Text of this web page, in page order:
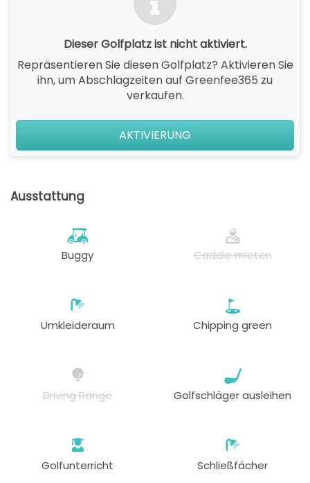
Dieser Golfplatz ist nicht aktiviert.
Repräsentieren Sie diesen Golfplatz? Aktivieren Sie
ihn, um Abschlagzeiten auf Greenfee365 zu
verkaufen.
AKTIVIERUNG
Ausstattung
Buggy Caddie mieten
Umkleideraum Chipping green
Driving Range Golfschläger ausleihen
Golfunterricht Schließfächer